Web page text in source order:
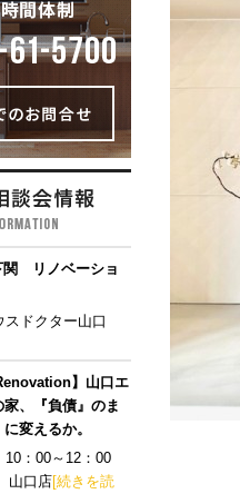
関 リノベーショ
スドクター山口
】山口エ
家、『負債』のま
変えるか。
10：00～12：00
山口店[続きを読